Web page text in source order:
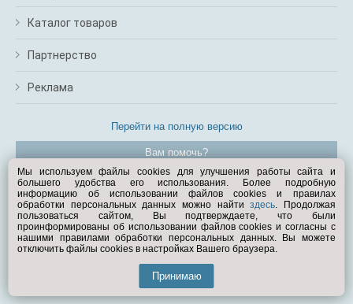
Каталог товаров
Партнерство
Реклама
Перейти на полную версию
Вам помочь?
© Exist.ru 1998—2026
Мы используем файлы cookies для улучшения работы сайта и
большего удобства его использования. Более подробную
информацию об использовании файлов cookies и правилах
обработки персональных данных можно найтиздесь. Продолжая
пользоваться сайтом, Вы подтверждаете, что были
проинформированы об использовании файлов cookies и согласны с
нашими правилами обработки персональных данных. Вы можете
отключить файлы cookies в настройках Вашего браузера.
Принимаю